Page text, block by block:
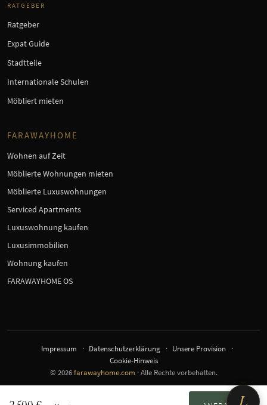
RATGEBER
Ratgeber
Expat Guide
Stadtteile
Internationale Schulen
Möbliert mieten
FARAWAYHOME
Wohnen auf Zeit
Möblierte Wohnungen mieten
Möblierte Luxuswohnungen
Serviced Apartments
Luxuswohnung kaufen
Luxusimmobilien
Wohnung kaufen
FARAWAYHOME OS
© 2026farawayhome.com · Alle Rechte vorbehalten.
Impressum Datenschutzerklärung
Unsere Provision
Cookie-Hinweis
L